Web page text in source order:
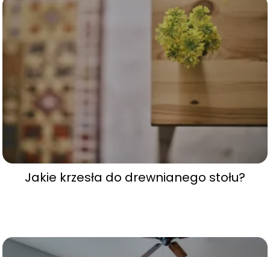
Jakie krzesła do drewnianego stołu?